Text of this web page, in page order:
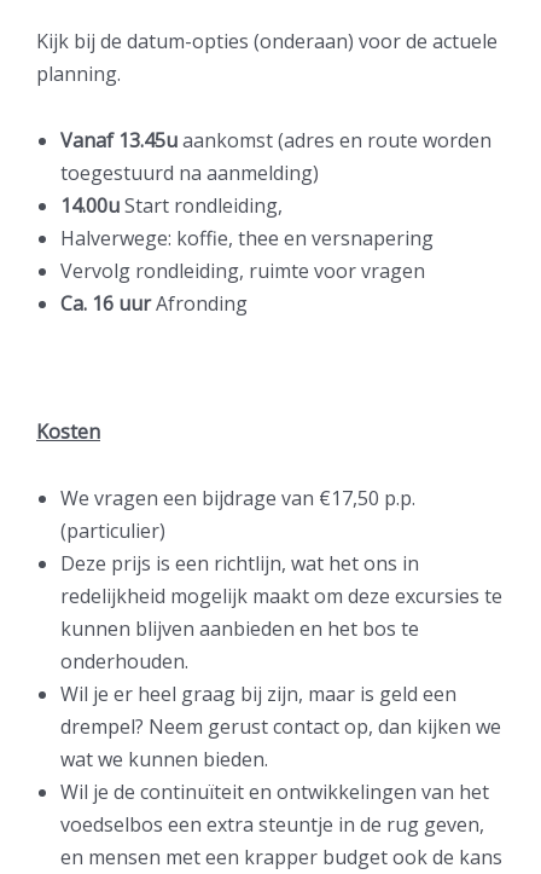
Kijk bij de datum-opties (onderaan) voor de actuele
planning.
Vanaf 13.45uaankomst (adres en route worden
toegestuurd na aanmelding)
14.00uStart rondleiding,
Halverwege: koffie, thee en versnapering
Vervolg rondleiding, ruimte voor vragen
Ca. 16 uurAfronding
Kosten
We vragen een bijdrage van €17,50 p.p.
(particulier)
Deze prijs is een richtlijn, wat het ons in
redelijkheid mogelijk maakt om deze excursies te
kunnen blijven aanbieden en het bos te
onderhouden.
Wil je er heel graag bij zijn, maar is geld een
drempel? Neem gerust contact op, dan kijken we
wat we kunnen bieden.
Wil je de continuïteit en ontwikkelingen van het
voedselbos een extra steuntje in de rug geven,
en mensen met een krapper budget ook de kans